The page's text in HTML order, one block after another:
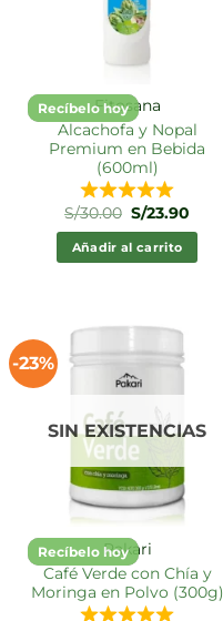
Recíbelo hoyFitosana
Alcachofa y Nopal
Premium en Bebida
(600ml)
S/30.00 El
precio
original
era:
S/23.90
Añadir al carrito
-23%
SIN EXISTENCIAS
Recíbelo hoyPakari
Café Verde con Chía y
Moringa en Polvo (300g)